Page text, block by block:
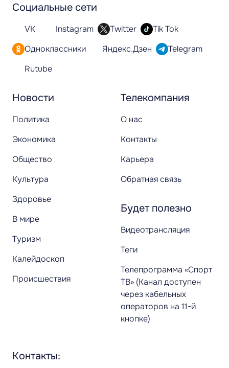
Новости
Политика
Экономика
Общество
Культура
Здоровье
В мире
Туризм
Калейдоскоп
Происшествия
Телекомпания
О нас
Контакты
Карьера
Обратная связь
Будет полезно
Видеотрансляция
Теги
Телепрограмма «Спорт
ТВ» (Канал доступен
через кабельных
операторов на 11-й
кнопке)
Социальные сети
VK Instagram Twitter
Tik Tok
Одноклассники
Яндекс.Дзен
Telegram
Rutube
Контакты: